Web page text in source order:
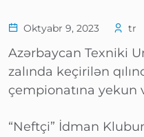
Oktyabr 9, 2023 tr
Azərbaycan Texniki
zalında keçirilən
çempionatına yekun
“Neftçi” İdman